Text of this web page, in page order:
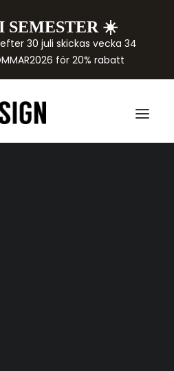
SEMESTER ☀️
30 juli skickas vecka 34
för 20% rabatt
städer